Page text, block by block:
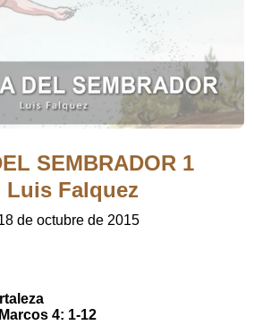
SEMBRADOR 1
Luis Falquez
de octubre de 2015
4: 1-12